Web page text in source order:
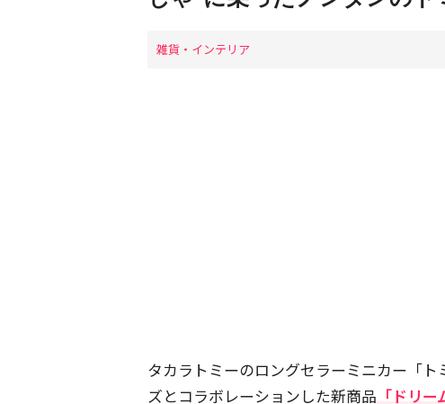
雑貨・インテリア
タカラトミーのロングセラーミニカー「
ズとコラボレーションした新商品 「ドリ